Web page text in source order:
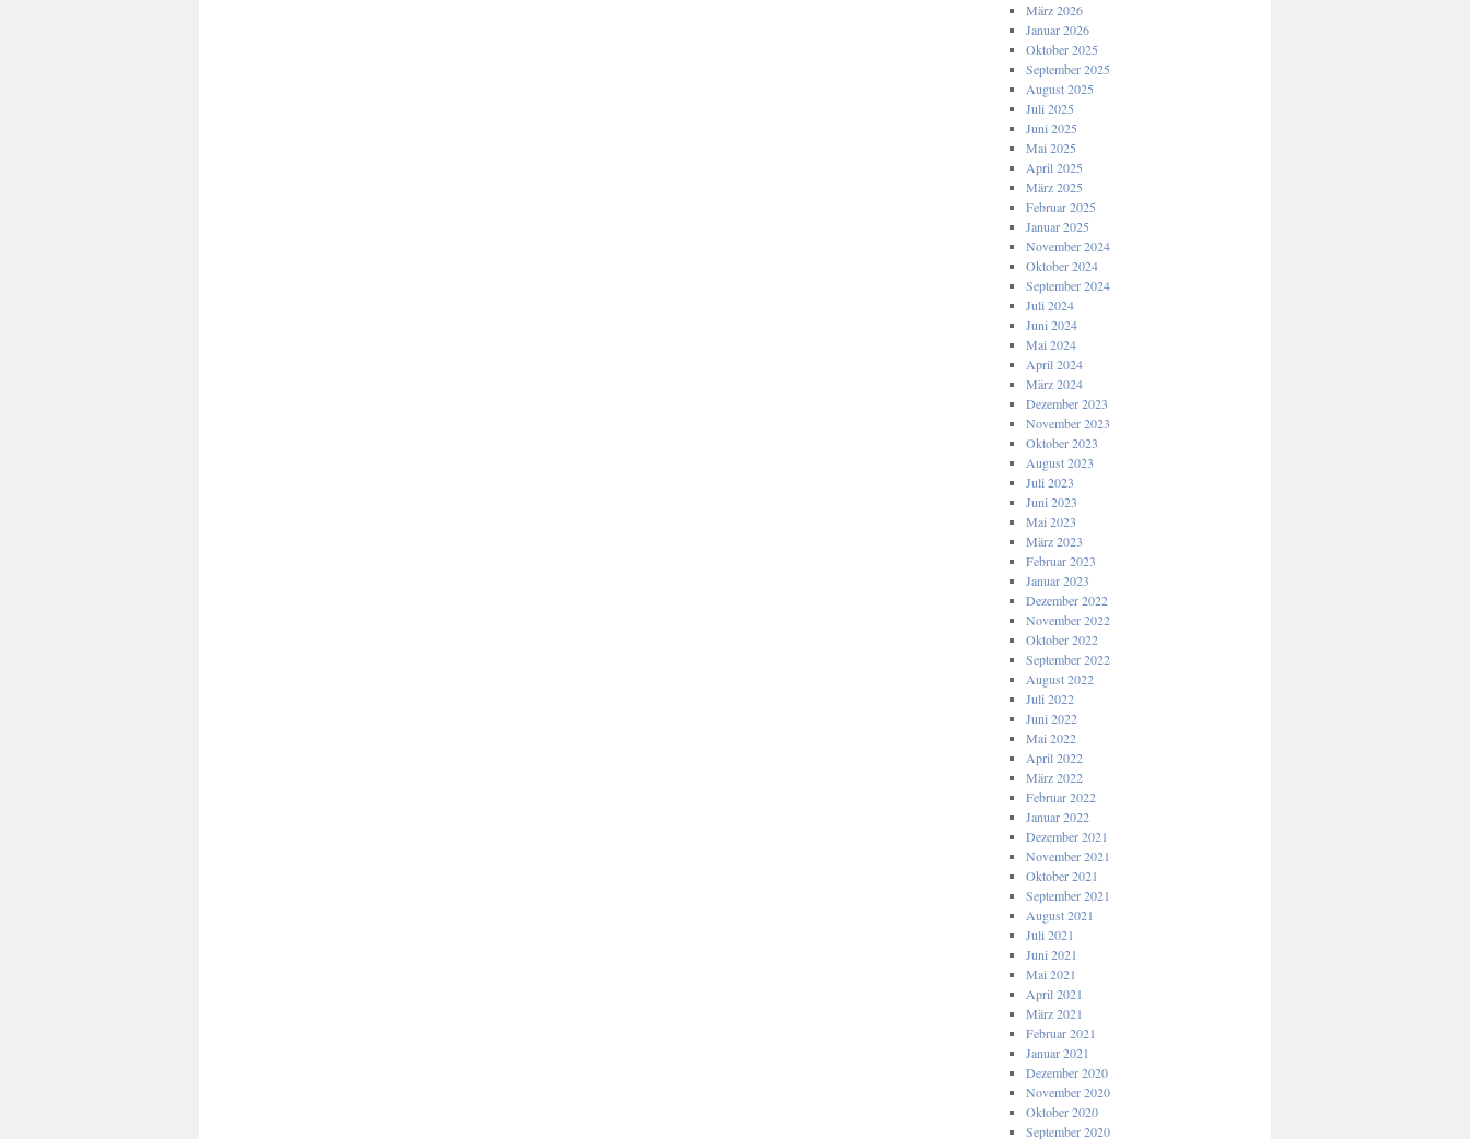
März 2026
Januar 2026
Oktober 2025
September 2025
August 2025
Juli 2025
Juni 2025
Mai 2025
April 2025
März 2025
Februar 2025
Januar 2025
November 2024
Oktober 2024
September 2024
Juli 2024
Juni 2024
Mai 2024
April 2024
März 2024
Dezember 2023
November 2023
Oktober 2023
August 2023
Juli 2023
Juni 2023
Mai 2023
März 2023
Februar 2023
Januar 2023
Dezember 2022
November 2022
Oktober 2022
September 2022
August 2022
Juli 2022
Juni 2022
Mai 2022
April 2022
März 2022
Februar 2022
Januar 2022
Dezember 2021
November 2021
Oktober 2021
September 2021
August 2021
Juli 2021
Juni 2021
Mai 2021
April 2021
März 2021
Februar 2021
Januar 2021
Dezember 2020
November 2020
Oktober 2020
September 2020